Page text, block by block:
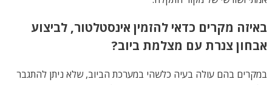
באיזה מקרים כדאי להזמין אינסטלטור, לביצוע
אבחון צנרת עם מצלמת ביוב?
במקרים בהם עולה בעיה כלשהי במערכת הביוב, שלא ניתן להתגבר